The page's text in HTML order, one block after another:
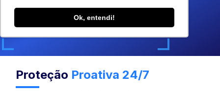
Ok, entendi!
Mantis DRPS
Proteção de Riscos Digitais by UPIX
Proteção Proativa 24/7